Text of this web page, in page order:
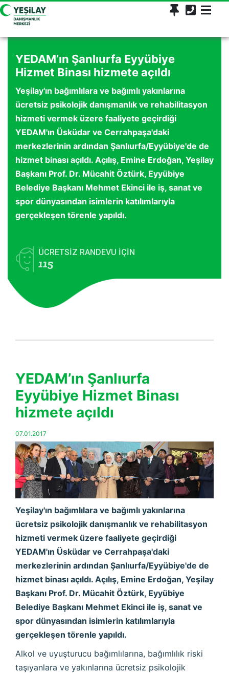
YEDAM’ın Şanlıurfa Eyyübiye
Hizmet Binası hizmete açıldı
Yeşilay'ın bağımlılara ve bağımlı yakınlarına
ücretsiz psikolojik danışmanlık ve rehabilitasyon
hizmeti vermek üzere faaliyete geçirdiği
YEDAM'ın Üsküdar ve Cerrahpaşa'daki
merkezlerinin ardından Şanlıurfa/Eyyübiye'de de
hizmet binası açıldı. Açılış, Emine Erdoğan, Yeşilay
Başkanı Prof. Dr. Mücahit Öztürk, Eyyübiye
Belediye Başkanı Mehmet Ekinci ile iş, sanat ve
spor dünyasından isimlerin katılımlarıyla
gerçekleşen törenle yapıldı.
ÜCRETSİZ RANDEVU İÇİN
115
YEDAM’ın Şanlıurfa
Eyyübiye Hizmet Binası
hizmete açıldı
07.01.2017
Yeşilay'ın bağımlılara ve bağımlı yakınlarına
ücretsiz psikolojik danışmanlık ve rehabilitasyon
hizmeti vermek üzere faaliyete geçirdiği
YEDAM'ın Üsküdar ve Cerrahpaşa'daki
merkezlerinin ardından Şanlıurfa/Eyyübiye'de de
hizmet binası açıldı. Açılış, Emine Erdoğan, Yeşilay
Başkanı Prof. Dr. Mücahit Öztürk, Eyyübiye
Belediye Başkanı Mehmet Ekinci ile iş, sanat ve
spor dünyasından isimlerin katılımlarıyla
gerçekleşen törenle yapıldı.
Alkol ve uyuşturucu bağımlılarına, bağımlılık riski
taşıyanlara ve yakınlarına ücretsiz psikolojik